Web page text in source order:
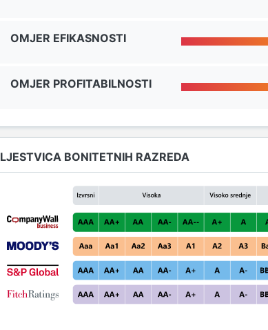
OMJER EFIKASNOSTI
OMJER PROFITABILNOSTI
LJESTVICA BONITETNIH RAZREDA